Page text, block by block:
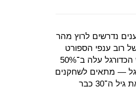
נדרשים לרוץ מהר
רוב ענפי הספורט
ברמת עלייה ברורה. מספר הספרינטים של השחקנים במגרש הכדורגל עלה ב־50%
כדורגל — מתאים לשחקנים
שנמצאים בשנות ה־20 המוקדמות שלהם. שחקנים שחוצים את גיל ה־30 כבר